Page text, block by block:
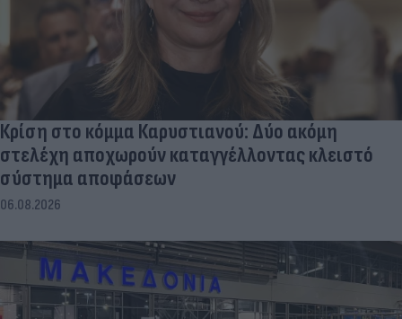
Κρίση στο κόμμα Καρυστιανού: Δύο ακόμη
στελέχη αποχωρούν καταγγέλλοντας κλειστό
σύστημα αποφάσεων
06.08.2026